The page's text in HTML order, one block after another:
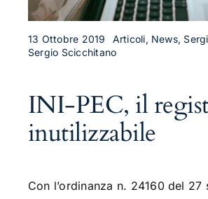
13 Ottobre 2019
Articoli, News,
Sergio Scicchitano
INI-PEC, il
inutilizzabile
Con l’ordinanza n. 24160 del 27